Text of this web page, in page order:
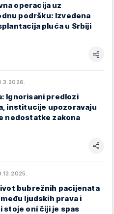
operacija uz
podršku: Izvedena
pluća u Srbiji
Ignorisani predlozi
institucije upozoravaju
nedostatke zakona
bubrežnih pacijenata
ljudskih prava i
stoje oni čiji je spas